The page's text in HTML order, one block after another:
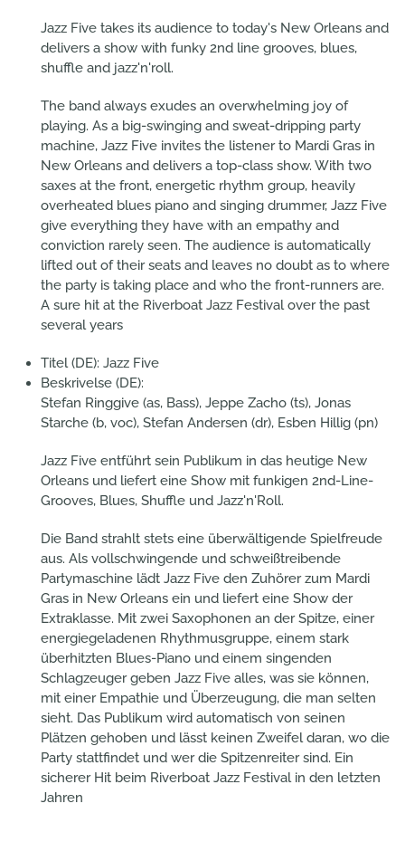
Jazz Five takes its audience to today's New Orleans and
delivers a show with funky 2nd line grooves, blues,
shuffle and jazz'n'roll.
The band always exudes an overwhelming joy of
playing. As a big-swinging and sweat-dripping party
machine, Jazz Five invites the listener to Mardi Gras in
New Orleans and delivers a top-class show. With two
saxes at the front, energetic rhythm group, heavily
overheated blues piano and singing drummer, Jazz Five
give everything they have with an empathy and
conviction rarely seen. The audience is automatically
lifted out of their seats and leaves no doubt as to where
the party is taking place and who the front-runners are.
A sure hit at the Riverboat Jazz Festival over the past
several years
Titel (DE): Jazz Five
Beskrivelse (DE):
Stefan Ringgive (as, Bass), Jeppe Zacho (ts), Jonas
Starche (b, voc), Stefan Andersen (dr), Esben Hillig (pn)
Jazz Five entführt sein Publikum in das heutige New
Orleans und liefert eine Show mit funkigen 2nd-Line-
Grooves, Blues, Shuffle und Jazz'n'Roll.
Die Band strahlt stets eine überwältigende Spielfreude
aus. Als vollschwingende und schweißtreibende
Partymaschine lädt Jazz Five den Zuhörer zum Mardi
Gras in New Orleans ein und liefert eine Show der
Extraklasse. Mit zwei Saxophonen an der Spitze, einer
energiegeladenen Rhythmusgruppe, einem stark
überhitzten Blues-Piano und einem singenden
Schlagzeuger geben Jazz Five alles, was sie können,
mit einer Empathie und Überzeugung, die man selten
sieht. Das Publikum wird automatisch von seinen
Plätzen gehoben und lässt keinen Zweifel daran, wo die
Party stattfindet und wer die Spitzenreiter sind. Ein
sicherer Hit beim Riverboat Jazz Festival in den letzten
Jahren